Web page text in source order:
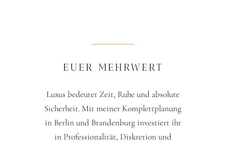
EUER MEHRWERT
Luxus bedeutet Zeit, Ruhe und absolute
Sicherheit. Mit meiner Komplettplanung
in Berlin und Brandenburg investiert ihr
in Professionalität, Diskretion und